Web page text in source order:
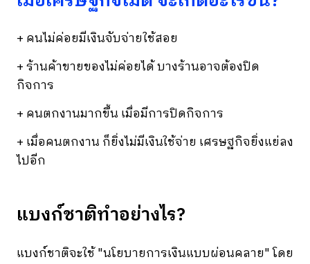
+ คนไม่ค่อยมีเงินจับจ่ายใช้สอย
+ ร้านค้าขายของไม่ค่อยได้ บางร้านอาจต้องปิด
กิจการ
+ คนตกงานมากขึ้น เมื่อมีการปิดกิจการ
+ เมื่อคนตกงาน ก็ยิ่งไม่มีเงินใช้จ่าย เศรษฐกิจยิ่งแย่ลง
ไปอีก
แบงก์ชาติทำอย่างไร?
แบงก์ชาติจะใช้ "นโยบายการเงินแบบผ่อนคลาย" โดย